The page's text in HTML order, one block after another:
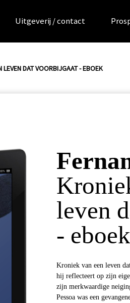
Uitgeverij / contact
LEVEN DAT VOORBIJGAAT - EBOEK
leven
- eboek
Kroniek van een leven
hij reflecteert op zijn
zijn merkwaardige
Pessoa was een